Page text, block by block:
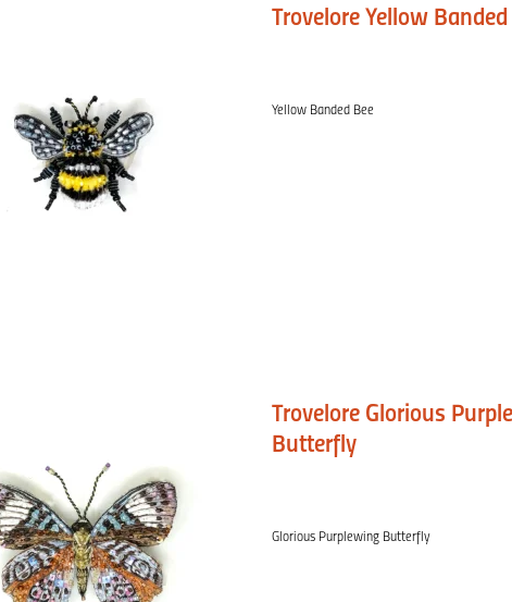
Trovelore Yellow Banded
Yellow Banded Bee
Trovelore Glorious
Butterfly
Glorious Purplewing Butterfly